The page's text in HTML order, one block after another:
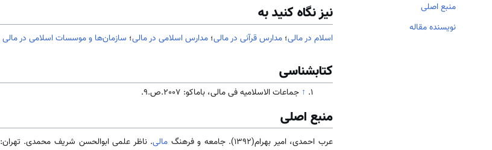
منبع اصلی
نویسنده مقاله
نیز نگاه کنید به
اسلام در مالی؛ مدارس قرآنی در مالی؛ مدارس اسلامی در مالی؛ سازمان‌ها و موسسات اسلامی در مالی
کتابشناسی
↑ جماعات الاسلاميه فی مالی، باماكو: 2007.ص.9.
منبع اصلی
عرب احمدی، امیر بهرام(1392). جامعه و فرهنگ مالی. ناظر علمی ابوالحسن شریف محمدی. تهران: